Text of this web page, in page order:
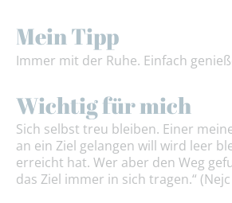
Mein Tipp
Immer mit der Ruhe. Einfach
Wichtig für mich
Sich selbst treu bleiben. Einer
an ein Ziel gelangen will wird leer
erreicht hat. Wer aber den Weg
das Ziel immer in sich tragen.“